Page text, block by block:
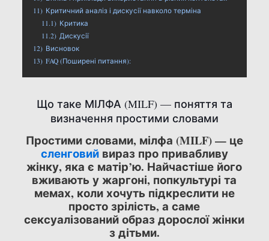
11) Критичний аналіз і дискусії навколо терміна
11.1) Критика
11.2) Дискусії
12) Висновок
13) FAQ (Поширені питання):
Що таке МІЛФА (MILF) — поняття та
визначення простими словами
Простими словами, мілфа (MILF) — це
сленговийвираз про привабливу
жінку, яка є матір’ю. Найчастіше його
вживають у жаргоні, попкультурі та
мемах, коли хочуть підкреслити не
просто зрілість, а саме
сексуалізований образ дорослої жінки
з дітьми.